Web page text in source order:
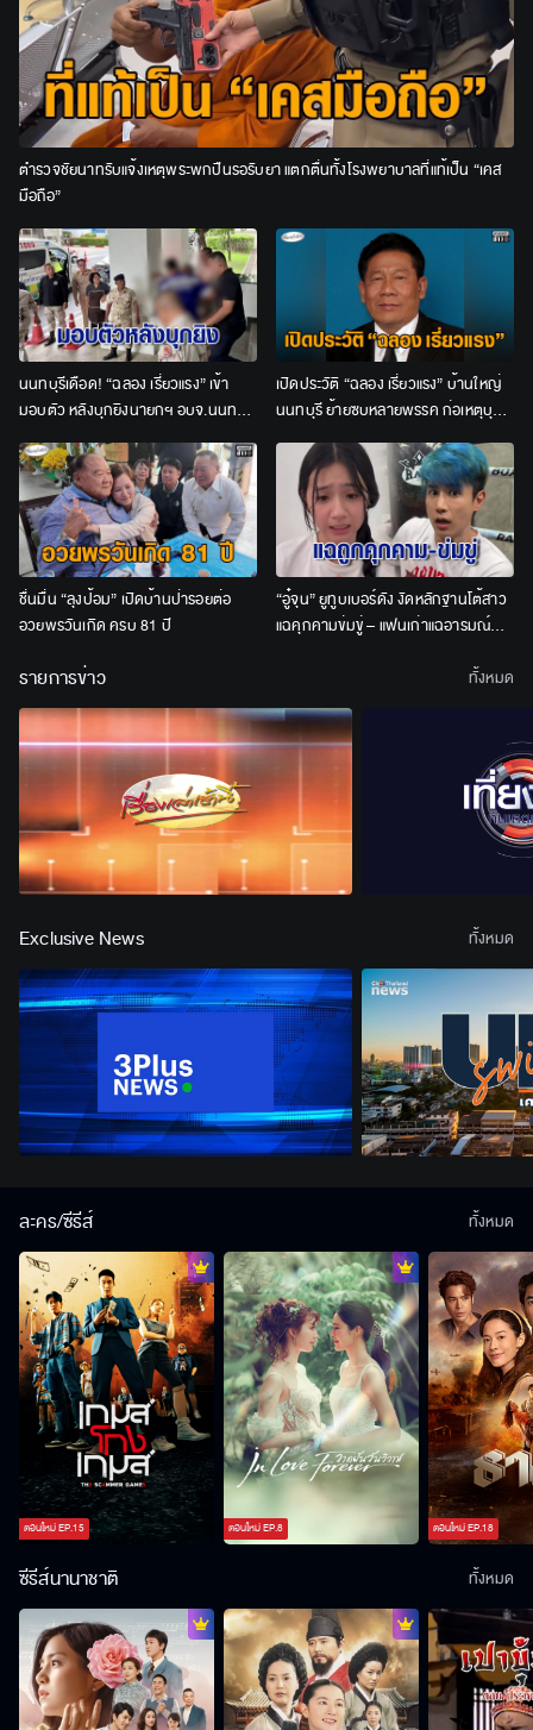
ตำรวจชัยนาทรับแจ้งเหตุพระพกปืนรอรับยา แตกตื่นทั้งโรงพยาบาลที่แท้เป็น “เคส
มือถือ”
นนทบุรีเดือด! “ฉลอง เรี่ยวแรง” เข้า
มอบตัว หลังบุกยิงนายกฯ อบจ.นนทบุรี
พร้อมคนขับรถ
เปิดประวัติ “ฉลอง เรี่ยวแรง” บ้านใหญ่
นนทบุรี ย้ายซบหลายพรรค ก่อเหตุบุก
ยิง “นายก อบจ. นนทบุรี”
ชื่นมื่น “ลุงป้อม” เปิดบ้านป่ารอยต่อ
อวยพรวันเกิด ครบ 81 ปี
“อู๋จุน” ยูทูบเบอร์ดัง งัดหลักฐานโต้สาว
แฉคุกคามข่มขู่ – แฟนเก่าแฉอารมณ์
รายการข่าว ทั้งหมด
Exclusive News ทั้งหมด
ละคร/ซีรีส์
ตอนใหม่EP.15 ตอนใหม่EP.8 ตอนใหม่EP.18
ทั้งหมด
ซีรีส์นานาชาติ ทั้งหมด